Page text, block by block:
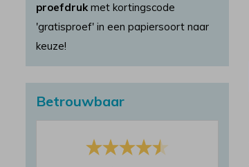
proefdrukmet kortingscode
'gratisproef' in een papiersoort naar
keuze!
Betrouwbaar